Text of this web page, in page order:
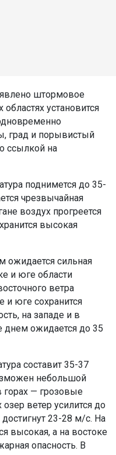
штормовое
установится
град и порывистый
ссылкой на
поднимется до 35-
чрезвычайная
воздух прогреется
высокая
ожидается сильная
и юге области
ветра
и юге сохранится
на западе и в
днем ожидается до 35
составит 35-37
небольшой
горах — грозовые
ветер усилится до
23-28 м/с. На
высокая, а на востоке
опасность. В